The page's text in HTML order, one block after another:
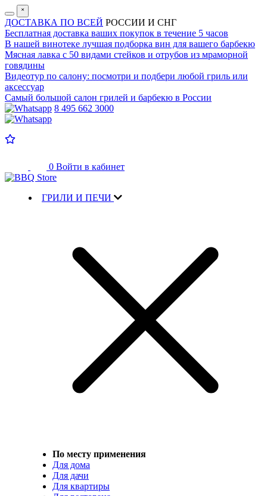
˟
ДОСТАВКА ПО ВСЕЙ РОССИИ И СНГ
Бесплатная доставка ваших покупок в течение 5 часов
В нашей винотеке лучшая подборка вин для вашего барбекю
Мясная лавка с 50 видами стейков и отрубов из мраморной
говядины
Видеотур по салону: посмотри и подбери любой гриль или
аксессуар
Самый большой салон грилей и барбекю в России
8 495 662 3000
0 Войти в кабинет
ГРИЛИ И ПЕЧИ
По месту применения
Для дома
Для дачи
Для квартиры